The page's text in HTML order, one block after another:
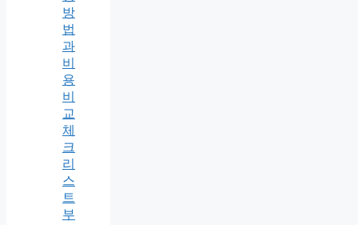
방
법
과
비
용
비
교
체
크
리
스
트
부